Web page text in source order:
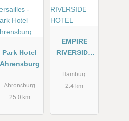
Park Hotel
Ahrensburg
Ahrensburg
25.0 km
EMPIRE
RIVERSIDE
Hamburg
2.4 km